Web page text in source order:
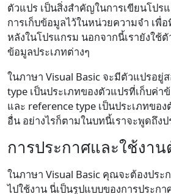
ตัวแปร เป็นสิ่งสำคัญในการเขียนโป
การเก็บข้อมูลไว้ในหน่วยความจำ เพื่
หลังในโปรแกรม นอกจากนี้เรายังใช้
ข้อมูลประเภทต่างๆ
ในภาษา Visual Basic จะมีตัวแปรอยู่
type เป็นประเภทของตัวแปรที่เก็บค่า
และ reference type เป็นประเภทขอ
อื่น อย่างไรก็ตามในบทนี้เราจะพูดถึง
การประกาศและใช้งา
ในภาษา Visual Basic คุณจะต้องปร
ไปใช้งาน นี่เป็นรูปแบบของการประก